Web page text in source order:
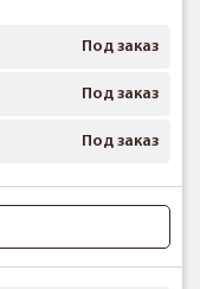
Под заказ
Под заказ
Под заказ